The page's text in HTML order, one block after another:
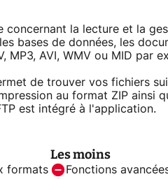
concernant la lecture et la
bases de données, les
MP3, AVI, WMV ou MID par
de trouver vos fichiers
au format ZIP ainsi
est intégré à l'application.
formats
Les moins
Fonctions